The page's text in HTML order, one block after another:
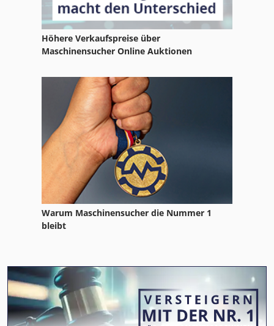
Höhere Verkaufspreise über
Maschinensucher Online Auktionen
Warum Maschinensucher die Nummer 1
bleibt